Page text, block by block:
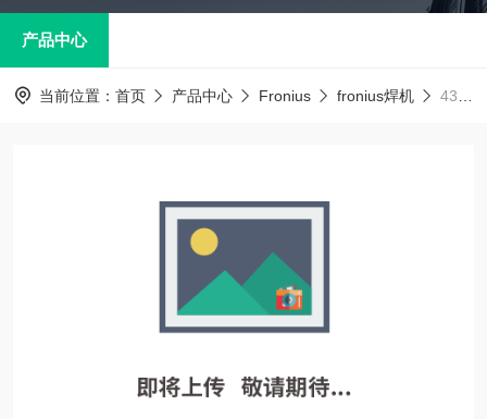
产品中心
当前位置： 首页 产品中心 Fronius fronius焊机 43.0009.0007福尼斯焊机Fronius43.0009.0007